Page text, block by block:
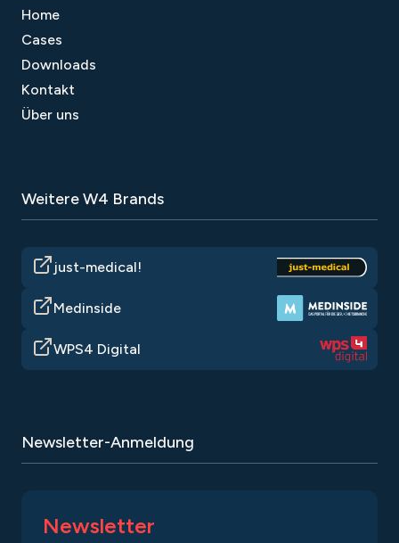
Home
Cases
Downloads
Kontakt
Über uns
Weitere W4 Brands
just-medical!
Medinside
WPS4 Digital
Newsletter-Anmeldung
Newsletter